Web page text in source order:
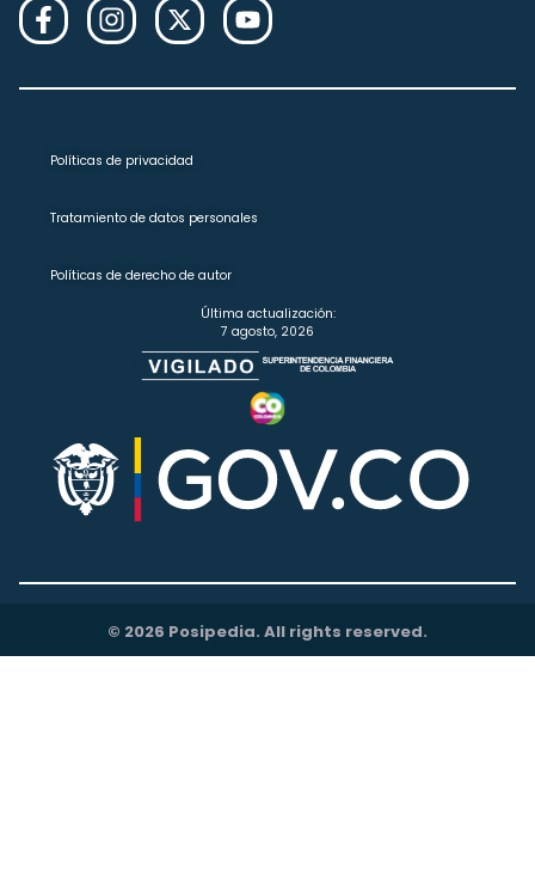
Políticas de privacidad
Tratamiento de datos personales
Políticas de derecho de autor
Última actualización:
7 agosto, 2026
© 2026 Posipedia. All rights reserved.